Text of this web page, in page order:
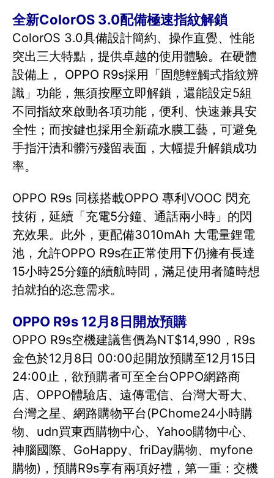
全新ColorOS 3.0配備極速指紋解鎖
ColorOS 3.0具備設計簡約、操作直覺、性能
突出三大特點，提供卓越的使用體驗。在硬體
設備上， OPPO R9s採用「固態輕觸式指紋辨
識」功能，無須按壓立即解鎖，還能設定5組
不同指紋來啟動各項功能，便利、快速兼具安
全性；而按鍵也採用全新疏水膜工藝，可避免
手指汗漬和髒污殘留表面，大幅提升解鎖成功
率。
OPPO R9s 同樣搭載OPPO 專利VOOC 閃充
技術，延續「充電5分鐘、通話兩小時」的閃
充效果。此外，更配備3010mAh 大電量鋰電
池，允許OPPO R9s在正常使用下仍擁有長達
15小時25分鐘的續航時間，滿足使用者隨時想
拍就拍的恣意需求。
OPPO R9s 12月8日開放預購
OPPO R9s空機建議售價為NT$14,990，R9s
金色於12月8日 00:00起開放預購至12月15日
24:00止，欲預購者可至全台OPPO網路商
店、OPPO體驗店、遠傳電信、台灣大哥大、
台灣之星、網路購物平台(PChome24小時購
物、udn買東西購物中心、Yahoo購物中心、
神腦國際、GoHappy、friDay購物、myfone
購物)，預購R9s享有兩項好禮，第一重：交機